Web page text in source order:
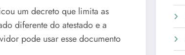
um decreto que limita as
diferente do atestado e a
pode usar esse documento